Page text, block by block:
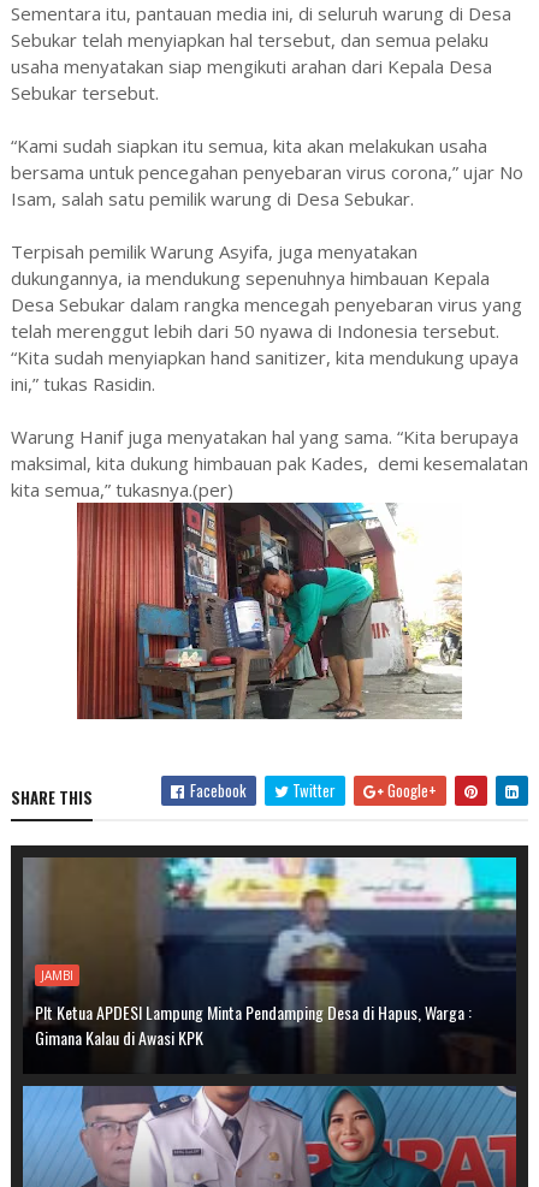
Sementara itu, pantauan media ini, di seluruh warung di Desa
Sebukar telah menyiapkan hal tersebut, dan semua pelaku
usaha menyatakan siap mengikuti arahan dari Kepala Desa
Sebukar tersebut.
“Kami sudah siapkan itu semua, kita akan melakukan usaha
bersama untuk pencegahan penyebaran virus corona,” ujar No
Isam, salah satu pemilik warung di Desa Sebukar.
Terpisah pemilik Warung Asyifa, juga menyatakan
dukungannya, ia mendukung sepenuhnya himbauan Kepala
Desa Sebukar dalam rangka mencegah penyebaran virus yang
telah merenggut lebih dari 50 nyawa di Indonesia tersebut.
“Kita sudah menyiapkan hand sanitizer, kita mendukung upaya
ini,” tukas Rasidin.
Warung Hanif juga menyatakan hal yang sama. “Kita berupaya
maksimal, kita dukung himbauan pak Kades, demi kesemalatan
kita semua,” tukasnya.(per)
SHARE THIS Facebook Twitter Google+
JAMBI
Plt Ketua APDESI Lampung Minta Pendamping Desa di Hapus, Warga :
Gimana Kalau di Awasi KPK